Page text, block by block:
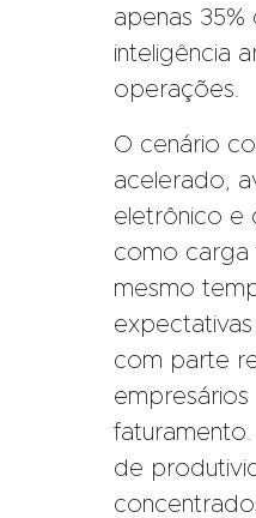
apenas 35%
inteligência
operações.
O cenário
acelerado,
eletrônico e
como carga
mesmo
com parte
de